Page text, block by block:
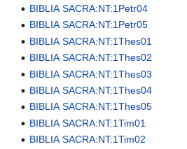
BIBLIA SACRA:NT:1Petr04
BIBLIA SACRA:NT:1Petr05
BIBLIA SACRA:NT:1Thes01
BIBLIA SACRA:NT:1Thes02
BIBLIA SACRA:NT:1Thes03
BIBLIA SACRA:NT:1Thes04
BIBLIA SACRA:NT:1Thes05
BIBLIA SACRA:NT:1Tim01
BIBLIA SACRA:NT:1Tim02